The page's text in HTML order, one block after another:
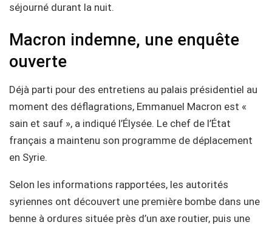
séjourné durant la nuit.
Macron indemne, une enquête
ouverte
Déjà parti pour des entretiens au palais présidentiel au
moment des déflagrations, Emmanuel Macron est «
sain et sauf », a indiqué l’Élysée. Le chef de l’État
français a maintenu son programme de déplacement
en Syrie.
Selon les informations rapportées, les autorités
syriennes ont découvert une première bombe dans une
benne à ordures située près d’un axe routier, puis une